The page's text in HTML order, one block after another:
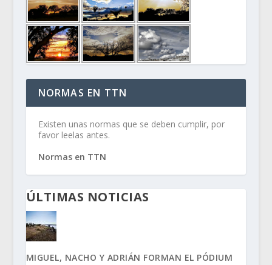
NORMAS EN TTN
Existen unas normas que se deben cumplir, por
favor leelas antes.
Normas en TTN
ÚLTIMAS NOTICIAS
MIGUEL, NACHO Y ADRIÁN FORMAN EL PÓDIUM